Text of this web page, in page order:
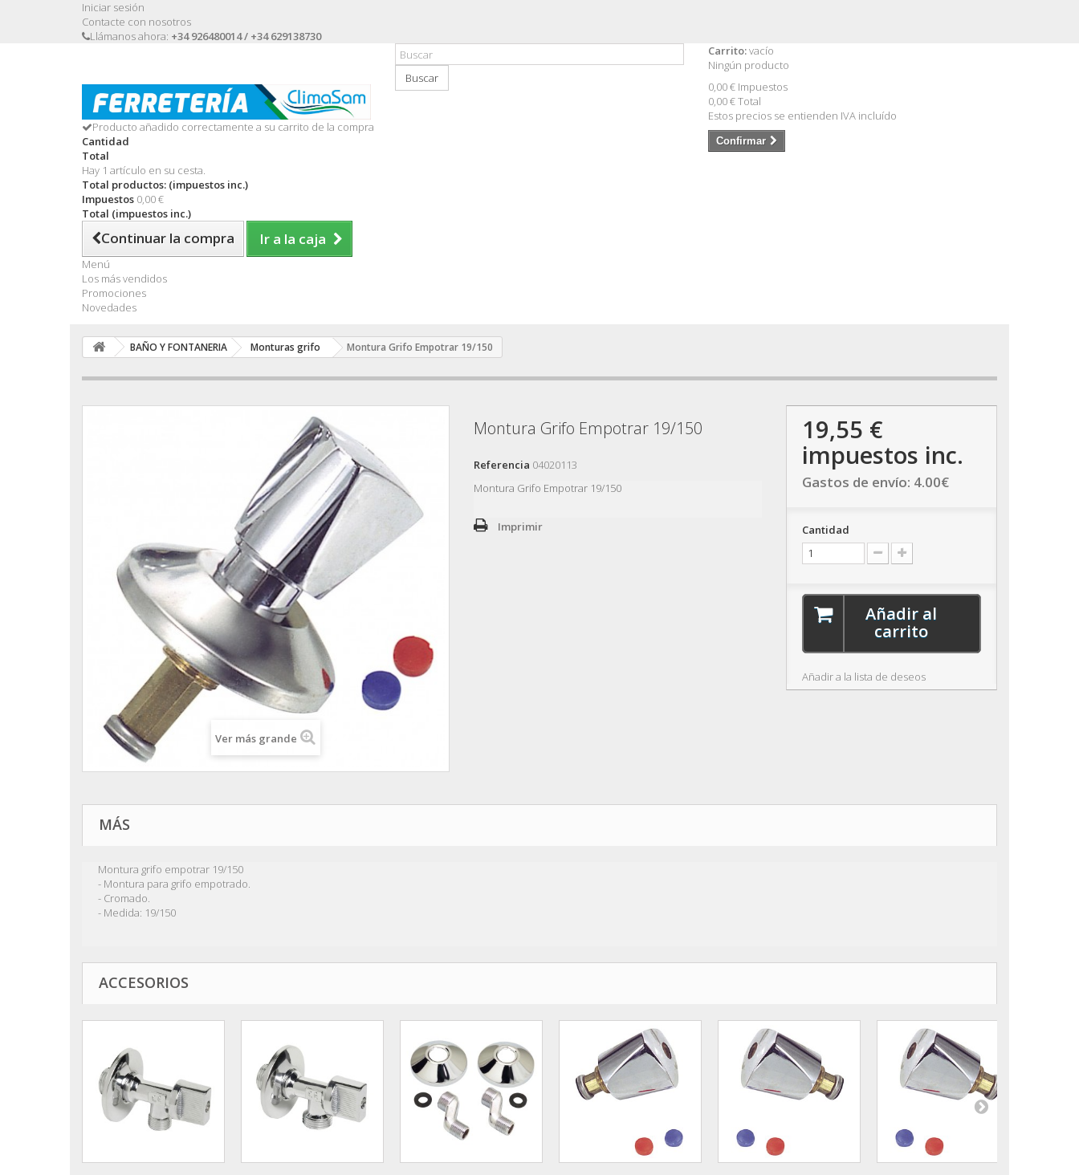
Iniciar sesión
Contacte con nosotros
Llámanos ahora: +34 926480014 / +34 629138730
Buscar
Carrito:vacío
Ningún producto
0,00 € Impuestos
0,00 €Total
Estos precios se entienden IVA incluído
Confirmar
Producto añadido correctamente a su carrito de la compra
Cantidad
Total
Hay 1 artículo en su cesta.
Total productos: (impuestos inc.)
Impuestos 0,00 €
Total (impuestos inc.)
Continuar la compra Ir a la caja
Menú
Los más vendidos
Promociones
Novedades
BAÑO Y FONTANERIA Monturas grifo Montura Grifo Empotrar 19/150
Ver más grande
Montura Grifo Empotrar 19/150
Referencia 04020113
Montura Grifo Empotrar 19/150
Imprimir
19,55 €
impuestos inc.
Gastos de envío: 4.00€
Cantidad
Añadir al
carrito
Añadir a la lista de deseos
MÁS
Montura grifo empotrar 19/150
- Montura para grifo empotrado.
- Cromado.
- Medida: 19/150
ACCESORIOS